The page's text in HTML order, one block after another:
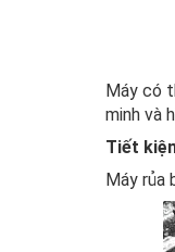
Máy có
minh và
Tiết
Máy